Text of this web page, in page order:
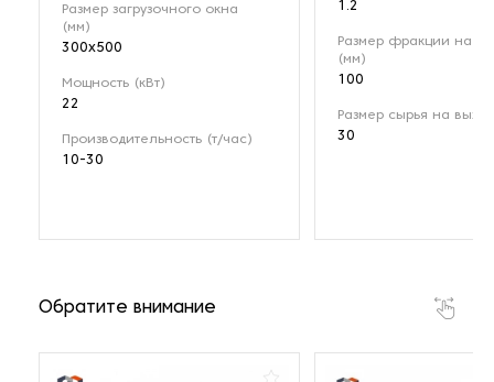
Размер загрузочного окна
(мм)
300x500
Мощность (кВт)
22
Производительность (т/час)
10-30
1.2
Размер фракции на
(мм)
100
Размер сырья на
30
Обратите внимание